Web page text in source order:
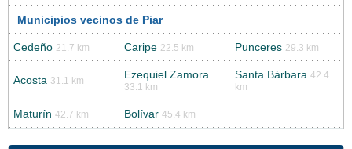
Municipios vecinos de Piar
Cedeño 21.7 km Caripe 22.5 km Punceres 29.3 km
Acosta 31.1 km Ezequiel Zamora
33.1 km
Santa Bárbara 42.4
km
Maturín 42.7 km Bolívar 45.4 km